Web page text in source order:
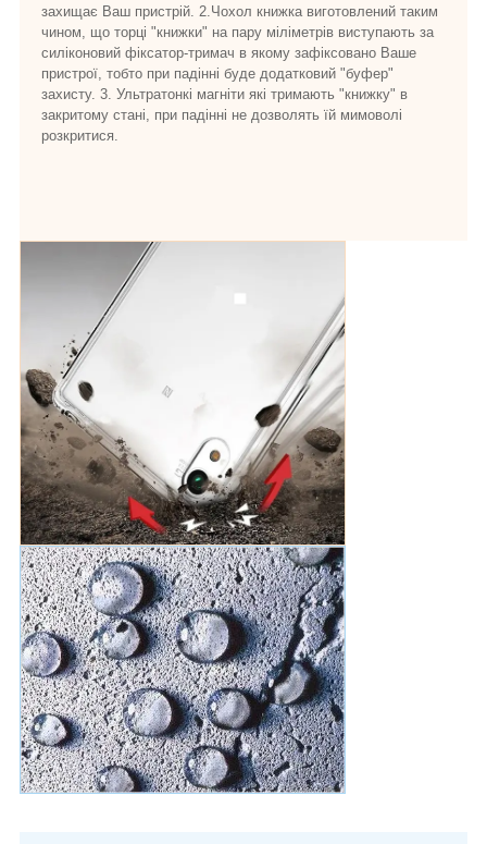
захищає Ваш пристрій. 2.Чохол книжка виготовлений таким
чином, що торці "книжки" на пару міліметрів виступають за
силіконовий фіксатор-тримач в якому зафіксовано Ваше
пристрої, тобто при падінні буде додатковий "буфер"
захисту. 3. Ультратонкі магніти які тримають "книжку" в
закритому стані, при падінні не дозволять їй мимоволі
розкритися.